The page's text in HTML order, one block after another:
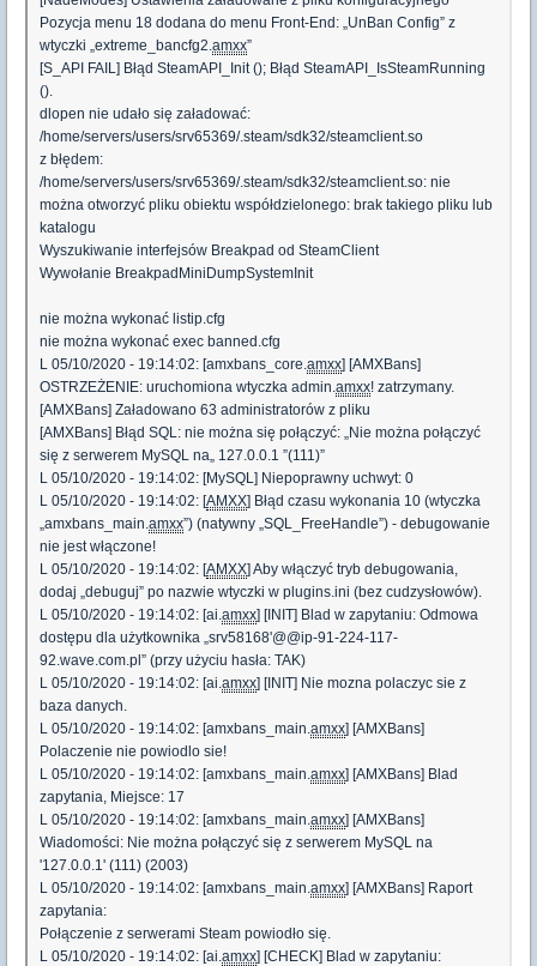
Pozycja menu 18 dodana do menu Front-End: „UnBan Config” z
wtyczki „extreme_bancfg2.amxx”
[S_API FAIL] Błąd SteamAPI_Init (); Błąd SteamAPI_IsSteamRunning
().
dlopen nie udało się załadować:
/home/servers/users/srv65369/.steam/sdk32/steamclient.so
z błędem:
/home/servers/users/srv65369/.steam/sdk32/steamclient.so: nie
można otworzyć pliku obiektu współdzielonego: brak takiego pliku lub
katalogu
Wyszukiwanie interfejsów Breakpad od SteamClient
Wywołanie BreakpadMiniDumpSystemInit
nie można wykonać listip.cfg
nie można wykonać exec banned.cfg
L 05/10/2020 - 19:14:02: [amxbans_core.amxx] [AMXBans]
OSTRZEŻENIE: uruchomiona wtyczka admin.amxx! zatrzymany.
[AMXBans] Załadowano 63 administratorów z pliku
[AMXBans] Błąd SQL: nie można się połączyć: „Nie można połączyć
się z serwerem MySQL na„ 127.0.0.1 ”(111)”
L 05/10/2020 - 19:14:02: [MySQL] Niepoprawny uchwyt: 0
L 05/10/2020 - 19:14:02: [AMXX] Błąd czasu wykonania 10 (wtyczka
„amxbans_main.amxx”) (natywny „SQL_FreeHandle”) - debugowanie
nie jest włączone!
L 05/10/2020 - 19:14:02: [AMXX] Aby włączyć tryb debugowania,
dodaj „debuguj” po nazwie wtyczki w plugins.ini (bez cudzysłowów).
L 05/10/2020 - 19:14:02: [ai.amxx] [INIT] Blad w zapytaniu: Odmowa
dostępu dla użytkownika „srv58168'@@ip-91-224-117-
92.wave.com.pl” (przy użyciu hasła: TAK)
L 05/10/2020 - 19:14:02: [ai.amxx] [INIT] Nie mozna polaczyc sie z
baza danych.
L 05/10/2020 - 19:14:02: [amxbans_main.amxx] [AMXBans]
Polaczenie nie powiodlo sie!
L 05/10/2020 - 19:14:02: [amxbans_main.amxx] [AMXBans] Blad
zapytania, Miejsce: 17
L 05/10/2020 - 19:14:02: [amxbans_main.amxx] [AMXBans]
Wiadomości: Nie można połączyć się z serwerem MySQL na
'127.0.0.1' (111) (2003)
L 05/10/2020 - 19:14:02: [amxbans_main.amxx] [AMXBans] Raport
zapytania:
Połączenie z serwerami Steam powiodło się.
L 05/10/2020 - 19:14:02: [ai.amxx] [CHECK] Blad w zapytaniu: